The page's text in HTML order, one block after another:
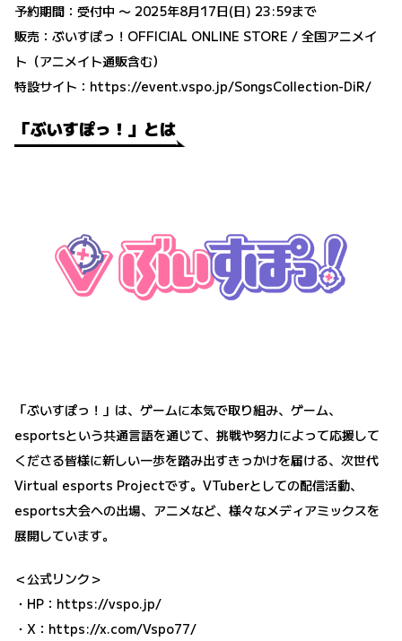
予約期間：受付中 〜 2025年8月17日(日) 23:59まで
販売：ぶいすぽっ！OFFICIAL ONLINE STORE / 全国アニメイ
ト（アニメイト通販含む）
特設サイト： https://event.vspo.jp/SongsCollection-DiR/
「ぶいすぽっ！」とは
「ぶいすぽっ！」は、ゲームに本気で取り組み、ゲーム、
esportsという共通言語を通じて、挑戦や努力によって応援して
くださる皆様に新しい一歩を踏み出すきっかけを届ける、次世代
Virtual esports Projectです。VTuberとしての配信活動、
esports大会への出場、アニメなど、様々なメディアミックスを
展開しています。
＜公式リンク＞
・HP： https://vspo.jp/
・X： https://x.com/Vspo77/